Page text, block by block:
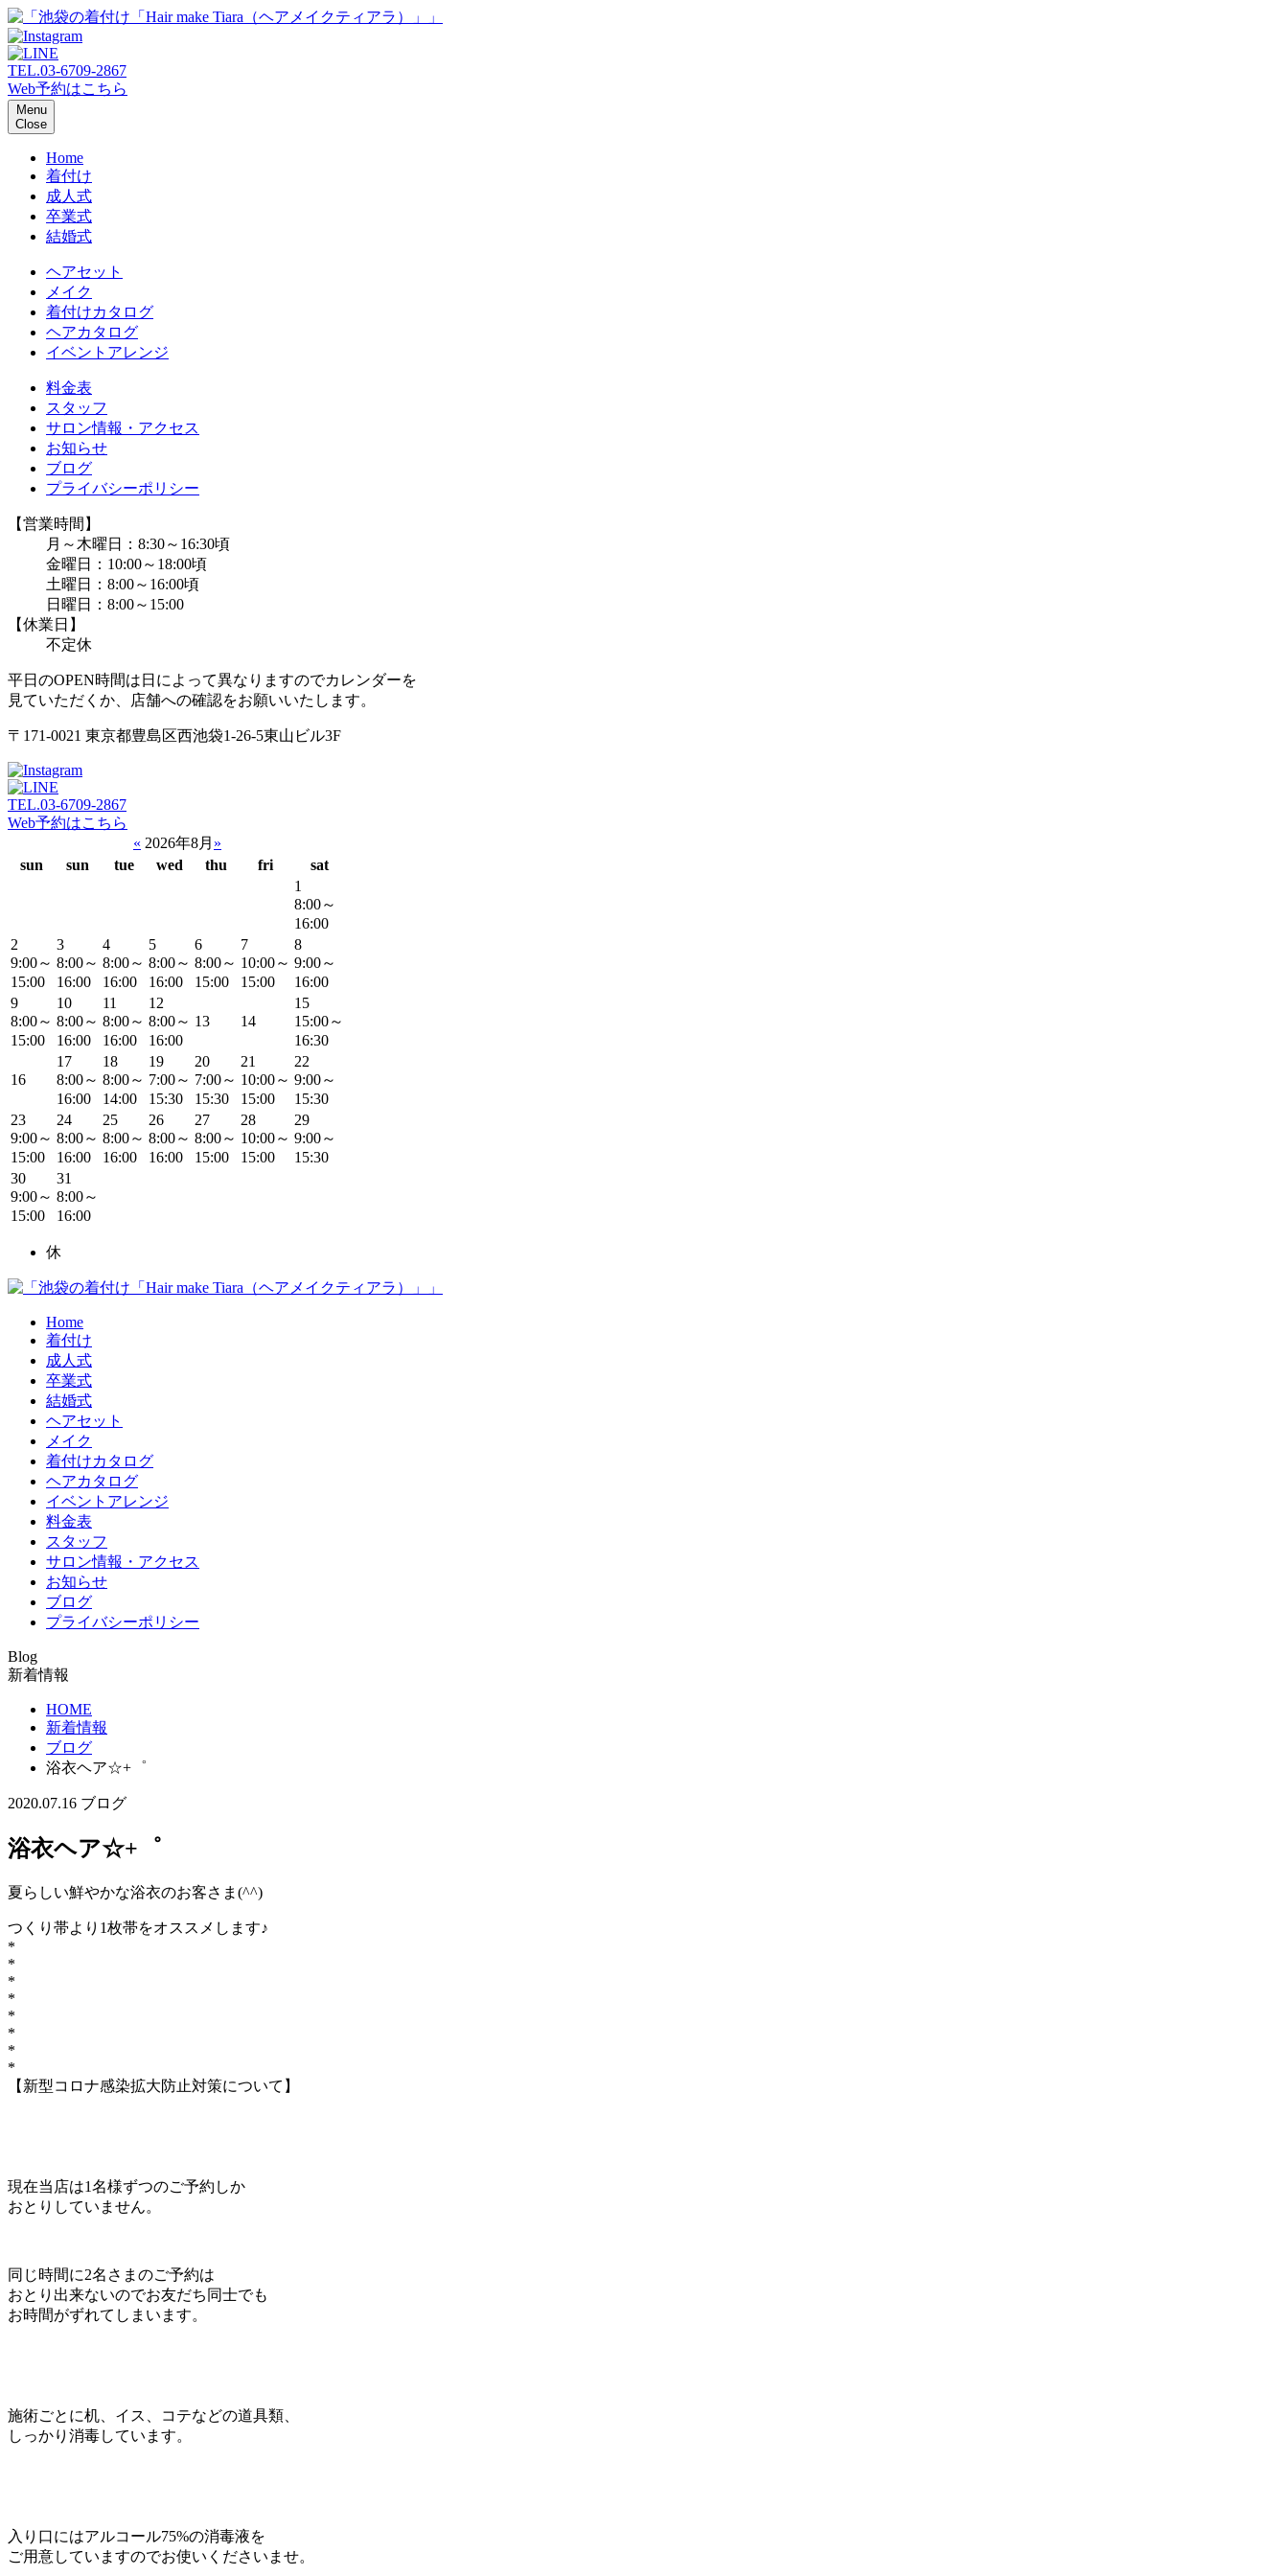
TEL.03-6709-2867
Web予約はこちら
Menu
Close
Home
着付け
成人式
卒業式
結婚式
ヘアセット
メイク
着付けカタログ
ヘアカタログ
イベントアレンジ
料金表
スタッフ
サロン情報・アクセス
お知らせ
ブログ
プライバシーポリシー
【営業時間】
月～木曜日：8:30～16:30頃
金曜日：10:00～18:00頃
土曜日：8:00～16:00頃
日曜日：8:00～15:00
【休業日】
不定休
平日のOPEN時間は日によって異なりますのでカレンダーを
見ていただくか、店舗への確認をお願いいたします。
〒171-0021 東京都豊島区西池袋1-26-5東山ビル3F
TEL.03-6709-2867
Web予約はこちら
« 2026年8月 »
sun
sun tue wed thu fri
sat
1
8:00～
16:00
2
9:00～
15:00
3
8:00～
16:00
4
8:00～
16:00
5
8:00～
16:00
6
8:00～
15:00
7
10:00～
15:00
8
9:00～
16:00
9
8:00～
15:00
10
8:00～
16:00
11
8:00～
16:00
12
8:00～
16:00
13 14
15
15:00～
16:30
16
17
8:00～
16:00
18
8:00～
14:00
19
7:00～
15:30
20
7:00～
15:30
21
10:00～
15:00
22
9:00～
15:30
23
9:00～
15:00
24
8:00～
16:00
25
8:00～
16:00
26
8:00～
16:00
27
8:00～
15:00
28
10:00～
15:00
29
9:00～
15:30
30
9:00～
15:00
31
8:00～
16:00
休
Home
着付け
成人式
卒業式
結婚式
ヘアセット
メイク
着付けカタログ
ヘアカタログ
イベントアレンジ
料金表
スタッフ
サロン情報・アクセス
お知らせ
ブログ
プライバシーポリシー
Blog
新着情報
HOME
新着情報
ブログ
浴衣ヘア☆+゜
2020.07.16 ブログ
浴衣ヘア☆+゜
夏らしい鮮やかな浴衣のお客さま(^^)
つくり帯より1枚帯をオススメします♪
*
*
*
*
*
*
*
*
【新型コロナ感染拡大防止対策について】
現在当店は1名様ずつのご予約しか
おとりしていません。
同じ時間に2名さまのご予約は
おとり出来ないのでお友だち同士でも
お時間がずれてしまいます。
施術ごとに机、イス、コテなどの道具類、
しっかり消毒しています。
入り口にはアルコール75%の消毒液を
ご用意していますのでお使いくださいませ。